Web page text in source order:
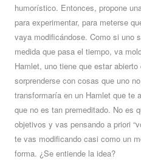
humorístico. Entonces, propone
para experimentar, para meterse
vaya modificándose. Como si uno
medida que pasa el tiempo, va
Hamlet, uno tiene que estar
sorprenderse con cosas que uno
transformaría en un Hamlet que te
que no es tan premeditado. No es
objetivos y vas pensando a priori
te vas modificando casi como un
forma. ¿Se entiende la idea?